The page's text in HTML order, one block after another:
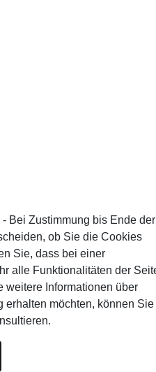
Bei Zustimmung bis Ende der
ob Sie die Cookies
Sie, dass bei einer
alle Funktionalitäten der
weitere Informationen über
erhalten möchten, können Sie